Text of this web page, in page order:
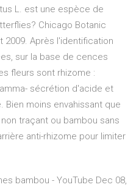
L. est une espèce de
Chicago Botanic
2009. Après l'identification
sur la base de cences
fleurs sont rhizome :
sécrétion d'acide et
Bien moins envahissant que
traçant ou bambou sans
anti-rhizome pour limiter
bambou - YouTube Dec 08,